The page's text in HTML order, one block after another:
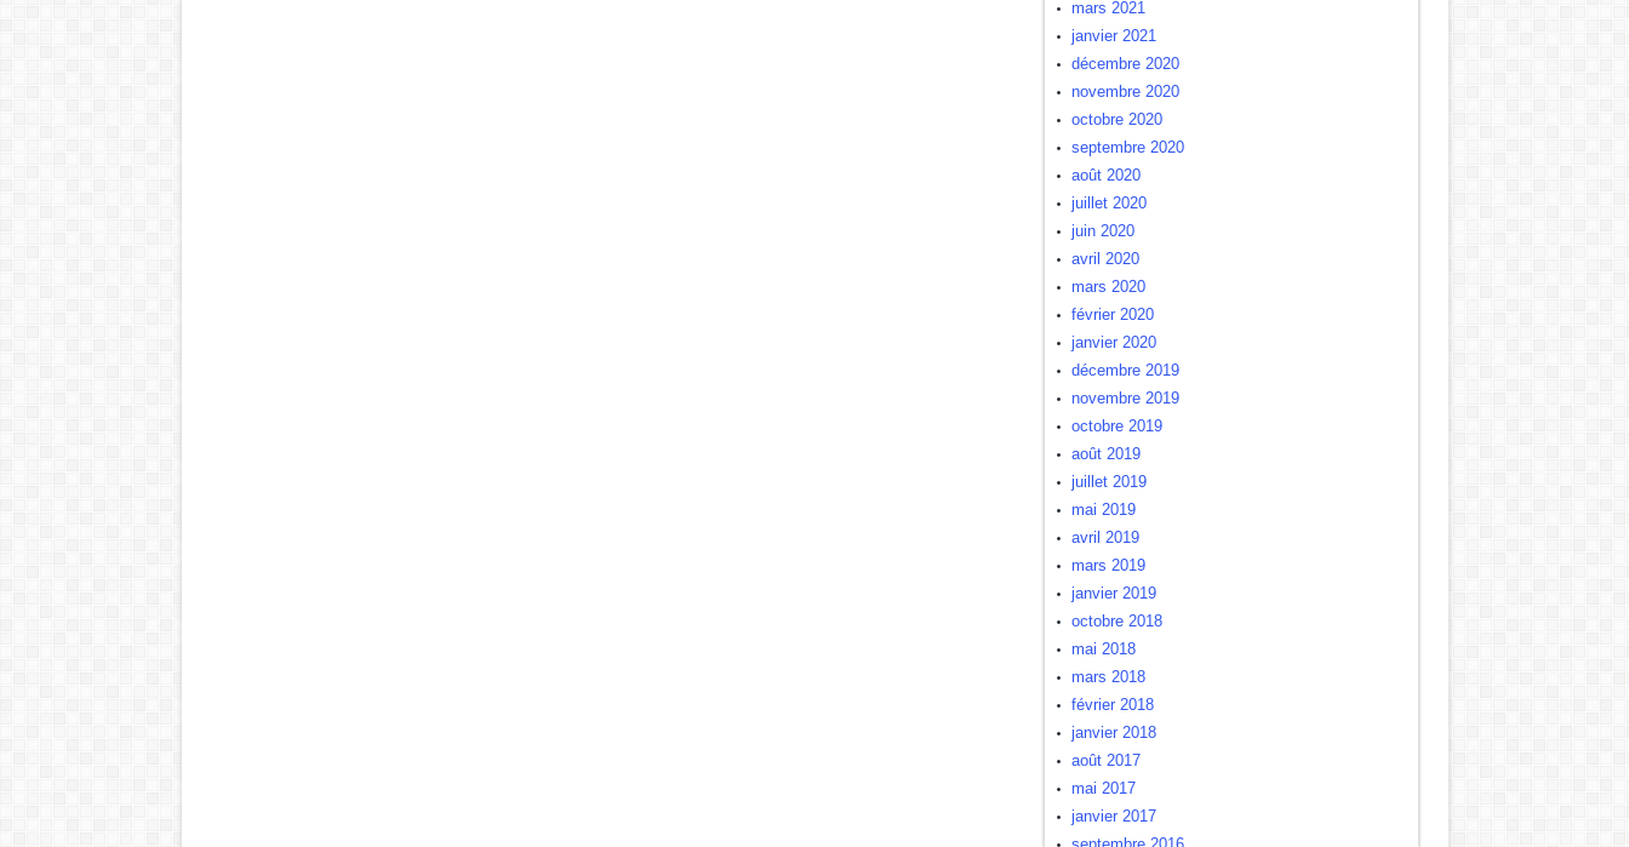
mars 2021
janvier 2021
décembre 2020
novembre 2020
octobre 2020
septembre 2020
août 2020
juillet 2020
juin 2020
avril 2020
mars 2020
février 2020
janvier 2020
décembre 2019
novembre 2019
octobre 2019
août 2019
juillet 2019
mai 2019
avril 2019
mars 2019
janvier 2019
octobre 2018
mai 2018
mars 2018
février 2018
janvier 2018
août 2017
mai 2017
janvier 2017